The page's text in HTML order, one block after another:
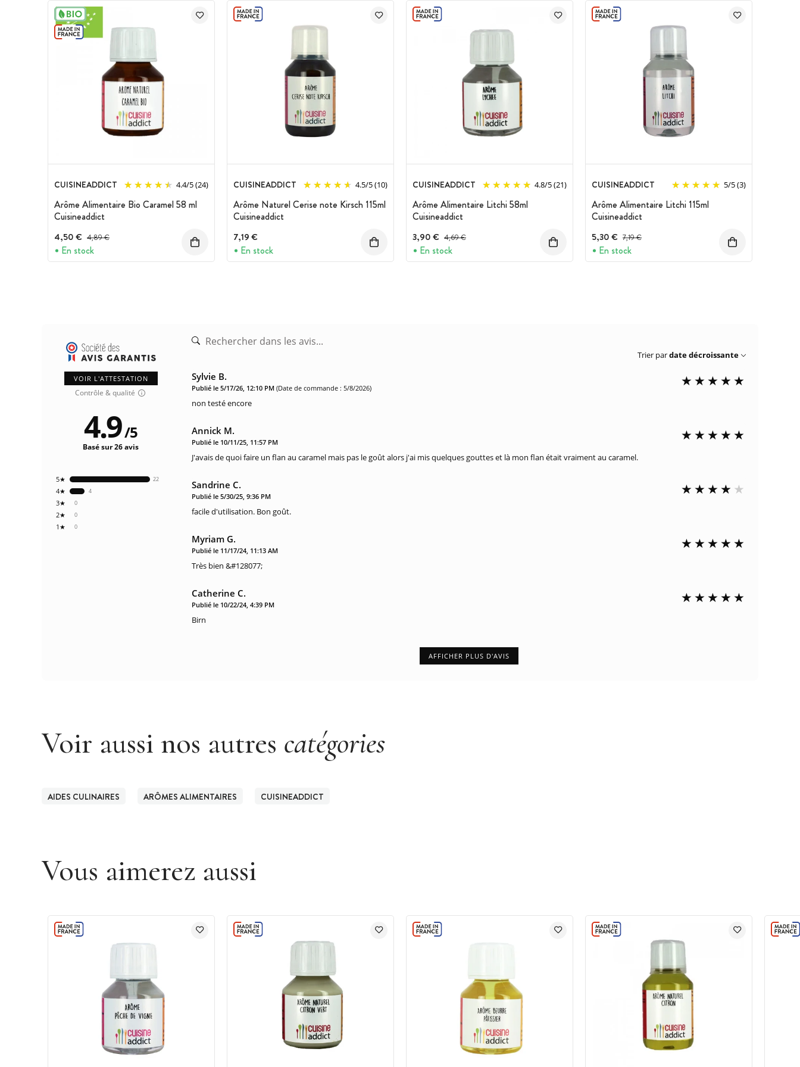
CUISINEADDICT 4.4/5(24)
Arôme Alimentaire Bio Caramel 58 ml
Cuisineaddict
4,50 € Prix avant réduction :
4,89 €
En stock
CUISINEADDICT 4.5/5(10)
Arôme Naturel Cerise note Kirsch 115ml
Cuisineaddict
7,19 €
En stock
CUISINEADDICT 4.8/5(21)
Arôme Alimentaire Litchi 58ml
Cuisineaddict
3,90 € Prix avant réduction :
4,69 €
En stock
CUISINEADDICT 5/5(3)
Arôme Alimentaire Litchi 115ml
Cuisineaddict
5,30 € Prix avant réduction :
7,19 €
En stock
VOIR L'ATTESTATION
Contrôle & qualité
0
1★
0
2★
0
3★
4
4★
22
5★
4.9/5
Basé sur 26 avis
Trier pardate décroissante
Sylvie B.
Publié le 5/17/26, 12:10 PM (Date de commande : 5/8/2026)
non testé encore
Annick M.
Publié le 10/11/25, 11:57 PM
J'avais de quoi faire un flan au caramel mais pas le goût alors j'ai mis quelques gouttes et là mon flan était vraiment au caramel.
Sandrine C.
Publié le 5/30/25, 9:36 PM
facile d'utilisation. Bon goût.
Myriam G.
Publié le 11/17/24, 11:13 AM
Très bien &#128077;
Catherine C.
Publié le 10/22/24, 4:39 PM
Birn
AFFICHER PLUS D'AVIS
Voir aussi nos autres catégories
AIDES CULINAIRES ARÔMES ALIMENTAIRES CUISINEADDICT
Vous aimerez aussi